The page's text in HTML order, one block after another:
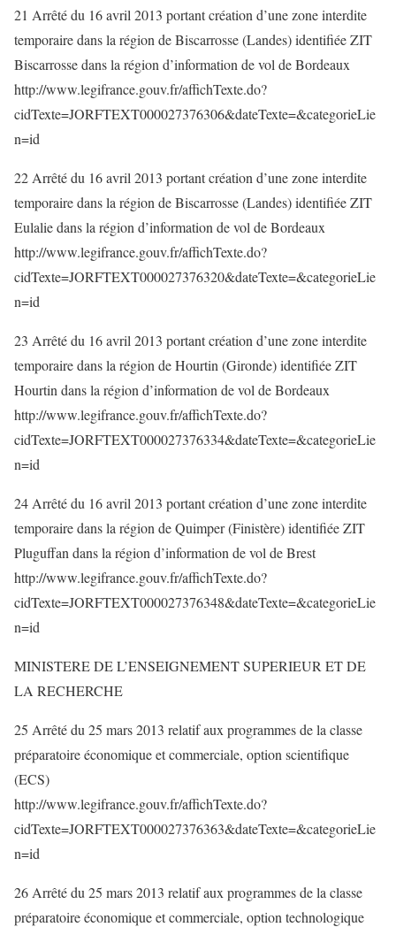
21 Arrêté du 16 avril 2013 portant création d’une zone interdite
temporaire dans la région de Biscarrosse (Landes) identifiée ZIT
Biscarrosse dans la région d’information de vol de Bordeaux
http://www.legifrance.gouv.fr/affichTexte.do?
cidTexte=JORFTEXT000027376306&dateTexte=&categorieLie
n=id
22 Arrêté du 16 avril 2013 portant création d’une zone interdite
temporaire dans la région de Biscarrosse (Landes) identifiée ZIT
Eulalie dans la région d’information de vol de Bordeaux
http://www.legifrance.gouv.fr/affichTexte.do?
cidTexte=JORFTEXT000027376320&dateTexte=&categorieLie
n=id
23 Arrêté du 16 avril 2013 portant création d’une zone interdite
temporaire dans la région de Hourtin (Gironde) identifiée ZIT
Hourtin dans la région d’information de vol de Bordeaux
http://www.legifrance.gouv.fr/affichTexte.do?
cidTexte=JORFTEXT000027376334&dateTexte=&categorieLie
n=id
24 Arrêté du 16 avril 2013 portant création d’une zone interdite
temporaire dans la région de Quimper (Finistère) identifiée ZIT
Pluguffan dans la région d’information de vol de Brest
http://www.legifrance.gouv.fr/affichTexte.do?
cidTexte=JORFTEXT000027376348&dateTexte=&categorieLie
n=id
MINISTERE DE L’ENSEIGNEMENT SUPERIEUR ET DE
LA RECHERCHE
25 Arrêté du 25 mars 2013 relatif aux programmes de la classe
préparatoire économique et commerciale, option scientifique
(ECS)
http://www.legifrance.gouv.fr/affichTexte.do?
cidTexte=JORFTEXT000027376363&dateTexte=&categorieLie
n=id
26 Arrêté du 25 mars 2013 relatif aux programmes de la classe
préparatoire économique et commerciale, option technologique